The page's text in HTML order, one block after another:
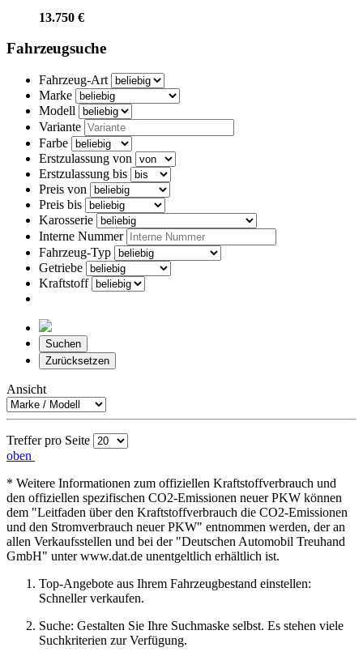
13.750 €
Fahrzeugsuche
Fahrzeug-Art
Marke
Modell
Variante
Farbe
Erstzulassung von
Erstzulassung bis
Preis von
Preis bis
Karosserie
Interne Nummer
Fahrzeug-Typ
Getriebe
Kraftstoff
Suchen
Zurücksetzen
Ansicht
Treffer pro Seite
oben
* Weitere Informationen zum offiziellen Kraftstoffverbrauch und
den offiziellen spezifischen CO2-Emissionen neuer PKW können
dem "Leitfaden über den Kraftstoffverbrauch die CO2-Emissionen
und den Stromverbrauch neuer PKW" entnommen werden, der an
allen Verkaufsstellen und bei der "Deutschen Automobil Treuhand
GmbH" unter www.dat.de unentgeltlich erhältlich ist.
Top-Angebote aus Ihrem Fahrzeugbestand einstellen:
Schneller verkaufen.
Suche: Gestalten Sie Ihre Suchmaske selbst. Es stehen viele
Suchkriterien zur Verfügung.